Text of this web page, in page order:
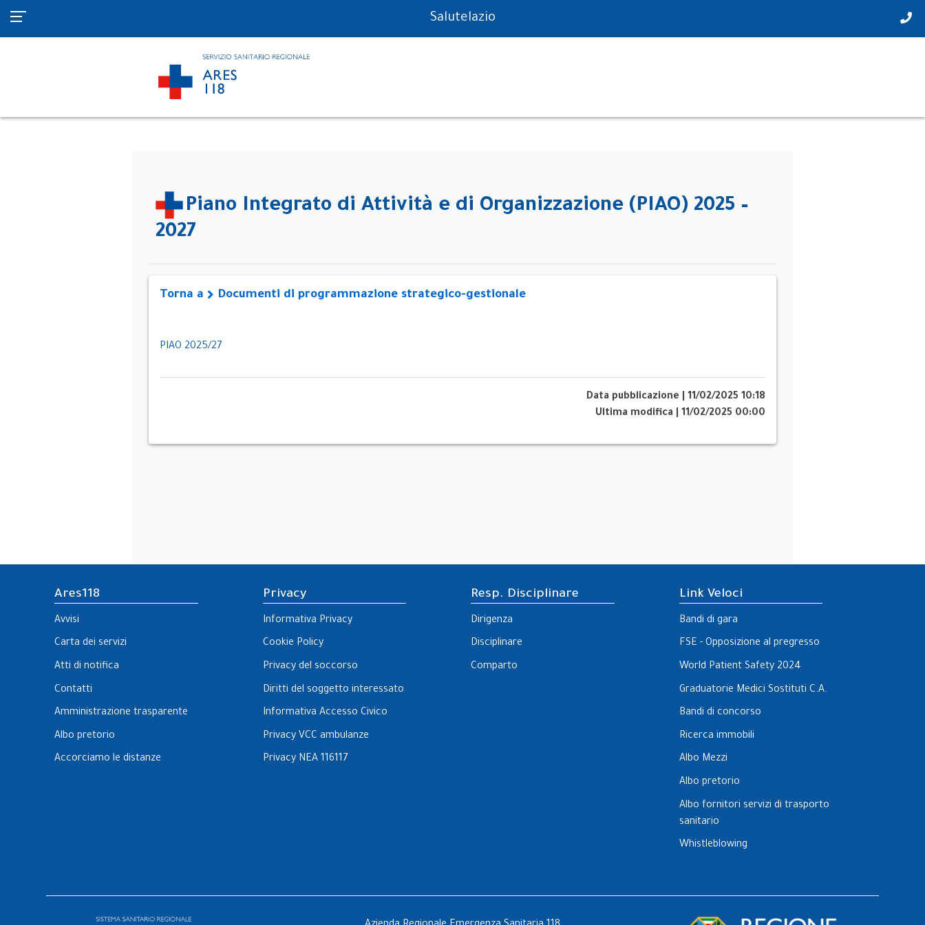
PS in tempo reale
Salutelazio
Piano Integrato di Attività e di Organizzazione (PIAO) 2025 –
2027
Torna a Documenti di programmazione strategico-gestionale
PIAO 2025/27
Data pubblicazione
11/02/2025 10:18
Ultima modifica
11/02/2025 00:00
Ares118
Avvisi
Carta dei servizi
Atti di notifica
Contatti
Amministrazione trasparente
Albo pretorio
Accorciamo le distanze
Privacy
Informativa Privacy
Cookie Policy
Privacy del soccorso
Diritti del soggetto interessato
Informativa Accesso Civico
Privacy VCC ambulanze
Privacy NEA 116117
Resp. Disciplinare
Dirigenza
Disciplinare
Comparto
Link Veloci
Bandi di gara
FSE - Opposizione al pregresso
World Patient Safety 2024
Graduatorie Medici Sostituti C.A.
Bandi di concorso
Ricerca immobili
Albo Mezzi
Albo pretorio
Albo fornitori servizi di trasporto
sanitario
Whistleblowing